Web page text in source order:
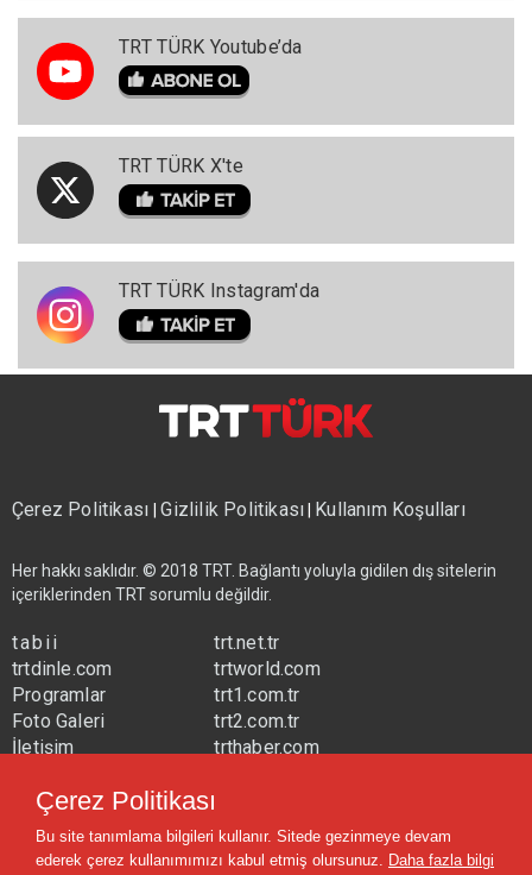
TRT TÜRK Youtube’da
TRT TÜRK X'te
TRT TÜRK Instagram'da
Çerez Politikası|Gizlilik Politikası| Kullanım Koşulları
Her hakkı saklıdır. © 2018 TRT. Bağlantı yoluyla gidilen dış sitelerin
içeriklerinden TRT sorumlu değildir.
tabii
trtdinle.com
Programlar
Foto Galeri
İletişim
trt.net.tr
trtworld.com
trt1.com.tr
trt2.com.tr
trthaber.com
trtavaz.com.tr
trtmuzik.net.tr
Çerez Politikası
Bu site tanımlama bilgileri kullanır. Sitede gezinmeye devam
ederek çerez kullanımımızı kabul etmiş olursunuz. Daha fazla bilgi